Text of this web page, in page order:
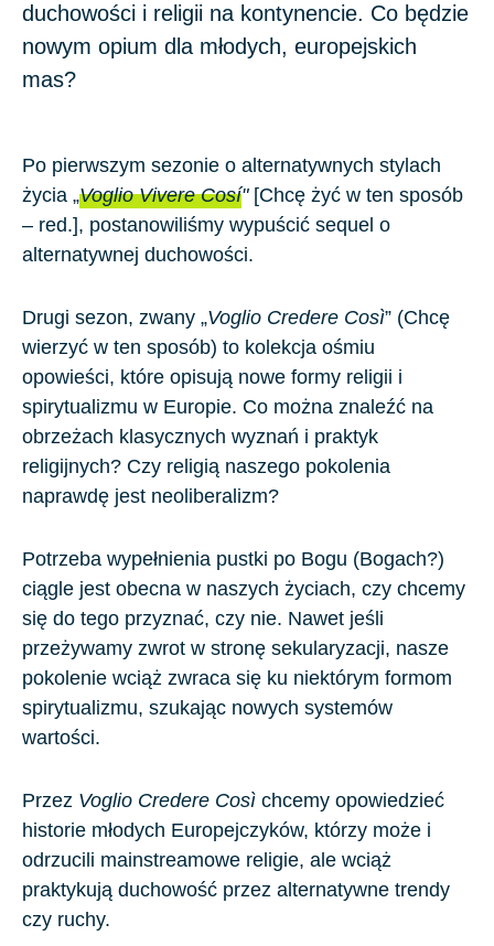
duchowości i religii na kontynencie. Co będzie
nowym opium dla młodych, europejskich
mas?
Po pierwszym sezonie o alternatywnych stylach
życia „Voglio Vivere Cosí" [Chcę żyć w ten sposób
– red.], postanowiliśmy wypuścić sequel o
alternatywnej duchowości.
Drugi sezon, zwany „Voglio Credere Così” (Chcę
wierzyć w ten sposób) to kolekcja ośmiu
opowieści, które opisują nowe formy religii i
spirytualizmu w Europie. Co można znaleźć na
obrzeżach klasycznych wyznań i praktyk
religijnych? Czy religią naszego pokolenia
naprawdę jest neoliberalizm?
Potrzeba wypełnienia pustki po Bogu (Bogach?)
ciągle jest obecna w naszych życiach, czy chcemy
się do tego przyznać, czy nie. Nawet jeśli
przeżywamy zwrot w stronę sekularyzacji, nasze
pokolenie wciąż zwraca się ku niektórym formom
spirytualizmu, szukając nowych systemów
wartości.
Przez Voglio Credere Così chcemy opowiedzieć
historie młodych Europejczyków, którzy może i
odrzucili mainstreamowe religie, ale wciąż
praktykują duchowość przez alternatywne trendy
czy ruchy.